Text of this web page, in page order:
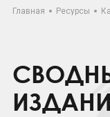
Главная Ресурсы